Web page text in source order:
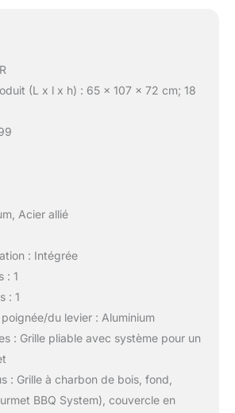
(L x l x h) : 65 x 107 x 72 cm; 18
Acier allié
: Intégrée
: 1
: 1
du levier : Aluminium
: Grille pliable avec système pour un
: Grille à charbon de bois, fond,
BBQ System), couvercle en